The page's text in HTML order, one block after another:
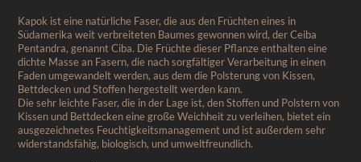
Kapok ist eine natürliche Faser, die aus den Früchten eines in
Südamerika weit verbreiteten Baumes gewonnen wird, der Ceiba
Pentandra, genannt Ciba. Die Früchte dieser Pflanze enthalten eine
dichte Masse an Fasern, die nach sorgfältiger Verarbeitung in einen
Faden umgewandelt werden, aus dem die Polsterung von Kissen,
Bettdecken und Stoffen hergestellt werden kann.
Die sehr leichte Faser, die in der Lage ist, den Stoffen und Polstern von
Kissen und Bettdecken eine große Weichheit zu verleihen, bietet ein
ausgezeichnetes Feuchtigkeitsmanagement und ist außerdem sehr
widerstandsfähig, biologisch, und umweltfreundlich.